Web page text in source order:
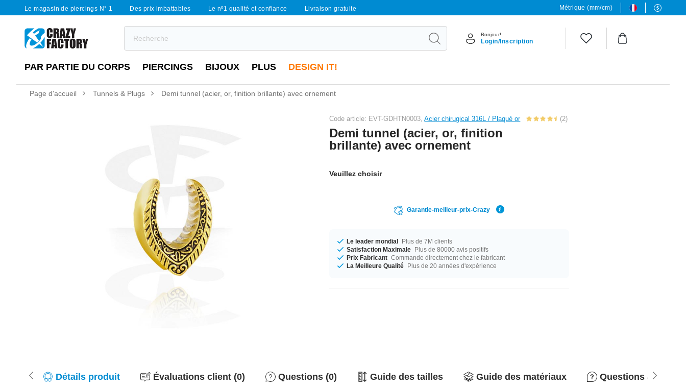
Le magasin de piercings N° 1 Des prix imbattables Le nº1 qualité et confiance Livraison gratuite Métrique (mm/cm)
Bonjour!
Login/Inscription
PAR PARTIE DU CORPS PIERCINGS BIJOUX PLUS DESIGN IT!
Page d'accueil Tunnels & Plugs Demi tunnel (acier, or, finition brillante) avec ornement
Code article: EVT-GDHTN0003,Acier chirugical 316L / Plaqué or (2)
Demi tunnel (acier, or, finition
brillante) avec ornement
Veuillez choisir
Garantie-meilleur-prix-Crazy
Le leader mondial Plus de 7M clients
Satisfaction Maximale Plus de 80000 avis positifs
Prix Fabricant Commande directement chez le fabricant
La Meilleure Qualité Plus de 20 années d'expérience
Détails produit Évaluations client (0) Questions (0) Guide des tailles Guide des matériaux Questions &